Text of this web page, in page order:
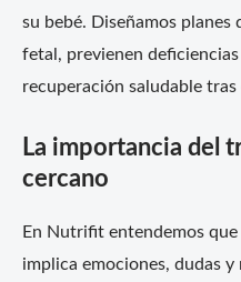
su bebé. Diseñamos
fetal, previenen
recuperación saludable tras
La importancia del
cercano
En Nutrifit entendemos
implica emociones, dudas